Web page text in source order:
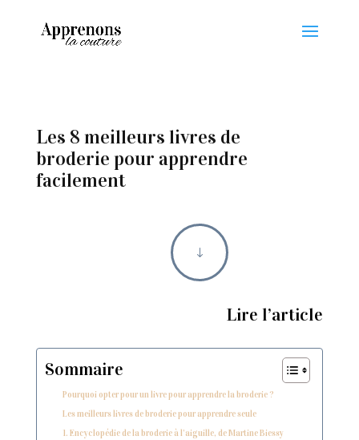
Les 8 meilleurs livres de
broderie pour apprendre
facilement
"
Lire l’article
Sommaire
Pourquoi opter pour un livre pour apprendre la broderie ?
Les meilleurs livres de broderie pour apprendre seule
1. Encyclopédie de la broderie à l’aiguille, de Martine Biessy